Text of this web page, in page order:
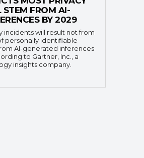
STEM FROM AI-
BY 2029
incidents will result not from
personally identifiable
AI-generated inferences
to Gartner, Inc., a
insights company.